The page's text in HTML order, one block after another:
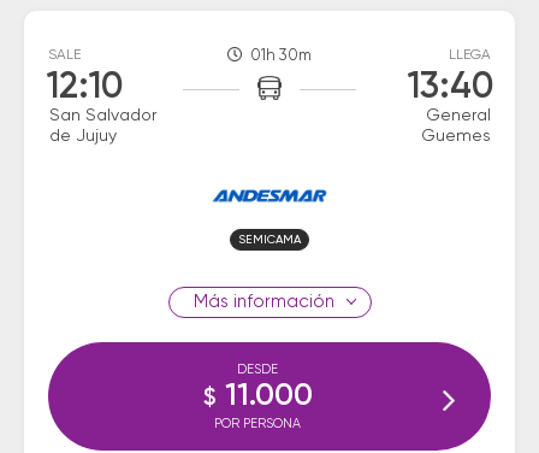
SALE
12:10
San Salvador
de Jujuy
01h 30m LLEGA
13:40
General
Guemes
SEMICAMA
información
DESDE
$ 11.000
POR PERSONA